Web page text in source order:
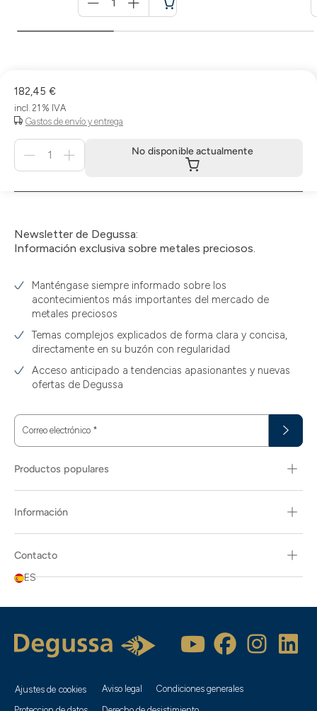
für
Cesta
de
182,45 €
incl. 21 % IVA
Gastos de envío y entrega
No
actualmente
No disponible actualmente
Newsletter de Degussa:
Información exclusiva sobre metales preciosos.
Manténgase siempre informado sobre los
acontecimientos más importantes del mercado de
metales preciosos
Temas complejos explicados de forma clara y concisa,
directamente en su buzón con regularidad
Acceso anticipado a tendencias apasionantes y nuevas
ofertas de Degussa
Correo electrónico *
Productos populares
Información
Contacto
ES
Ajustes de cookies Aviso legal
Condiciones generales